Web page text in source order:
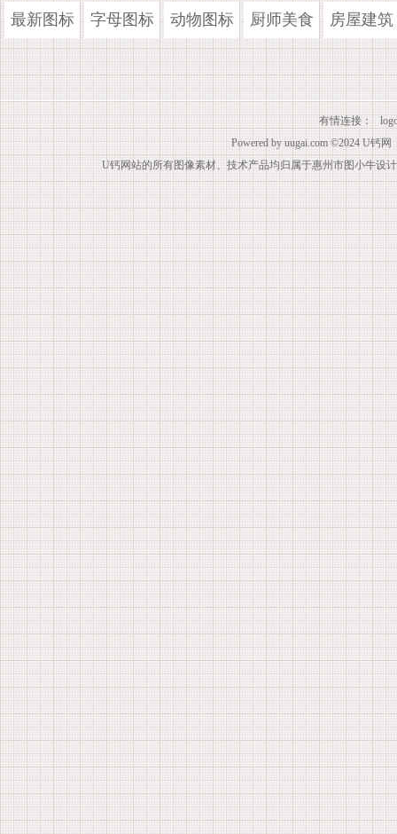
最新图标 字母图标 动物图标 厨师美食 房屋建筑
有情连接：
Powered by uugai.com ©2024 U钙网
U钙网站的所有图像素材、技术产品均归属于惠州市图小牛设